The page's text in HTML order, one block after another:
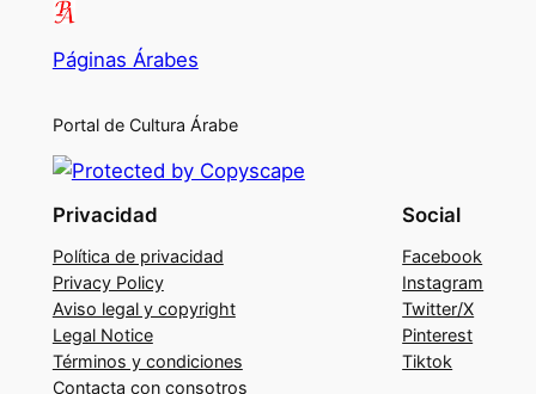
Páginas Árabes
Portal de Cultura Árabe
Privacidad
Política de privacidad
Privacy Policy
Aviso legal y copyright
Legal Notice
Términos y condiciones
Contacta con consotros
Social
Facebook
Instagram
Twitter/X
Pinterest
Tiktok